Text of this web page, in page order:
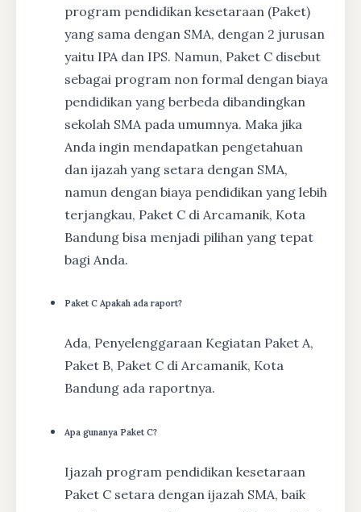
program pendidikan kesetaraan (Paket)
yang sama dengan SMA, dengan 2 jurusan
yaitu IPA dan IPS. Namun, Paket C disebut
sebagai program non formal dengan biaya
pendidikan yang berbeda dibandingkan
sekolah SMA pada umumnya. Maka jika
Anda ingin mendapatkan pengetahuan
dan ijazah yang setara dengan SMA,
namun dengan biaya pendidikan yang lebih
terjangkau, Paket C di Arcamanik, Kota
Bandung bisa menjadi pilihan yang tepat
bagi Anda.
Paket C Apakah ada raport?
Ada, Penyelenggaraan Kegiatan Paket A,
Paket B, Paket C di Arcamanik, Kota
Bandung ada raportnya.
Apa gunanya Paket C?
Ijazah program pendidikan kesetaraan
Paket C setara dengan ijazah SMA, baik